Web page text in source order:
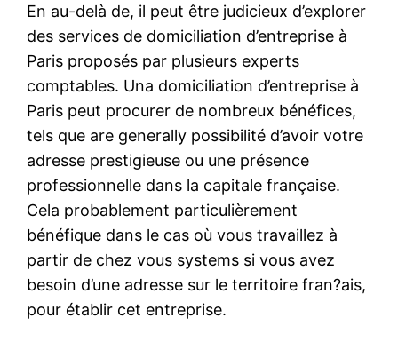
En au-delà de, il peut être judicieux d’explorer
des services de domiciliation d’entreprise à
Paris proposés par plusieurs experts
comptables. Una domiciliation d’entreprise à
Paris peut procurer de nombreux bénéfices,
tels que are generally possibilité d’avoir votre
adresse prestigieuse ou une présence
professionnelle dans la capitale française.
Cela probablement particulièrement
bénéfique dans le cas où vous travaillez à
partir de chez vous systems si vous avez
besoin d’une adresse sur le territoire fran?ais,
pour établir cet entreprise.